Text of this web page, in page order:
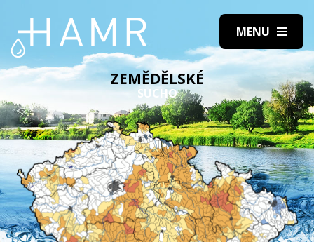
ZEMĚDĚLSKÉ
SUCHO